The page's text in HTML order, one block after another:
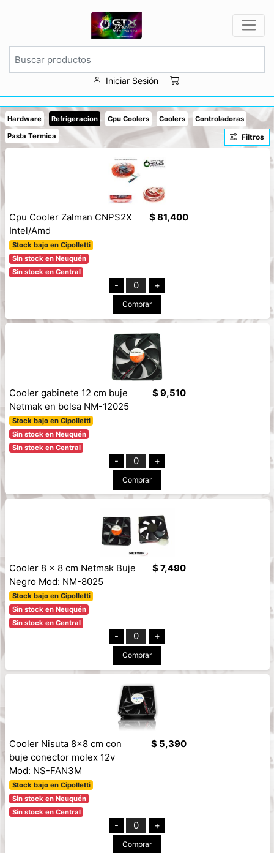
Iniciar Sesión
Hardware Refrigeracion Cpu Coolers Coolers
Controladoras
Pasta Termica
Filtros
Cpu Cooler Zalman CNPS2X
Intel/Amd
Stock bajo en Cipolletti
Sin stock en Neuquén
Sin stock en Central
$ 81,400
- 0 +
Comprar
Cooler gabinete 12 cm buje
Netmak en bolsa NM-12025
Stock bajo en Cipolletti
Sin stock en Neuquén
Sin stock en Central
$ 9,510
- 0 +
Comprar
Cooler 8 x 8 cm Netmak Buje
Negro Mod: NM-8025
Stock bajo en Cipolletti
Sin stock en Neuquén
Sin stock en Central
$ 7,490
- 0 +
Comprar
Cooler Nisuta 8x8 cm con
buje conector molex 12v
Mod: NS-FAN3M
Stock bajo en Cipolletti
Sin stock en Neuquén
Sin stock en Central
$ 5,390
- 0 +
Comprar